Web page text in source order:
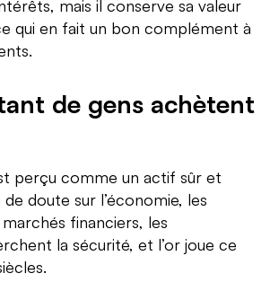
mais il conserve sa valeur
qui en fait un bon complément à
de gens achètent
perçu comme un actif sûr et
doute sur l’économie, les
financiers, les
la sécurité, et l’or joue ce